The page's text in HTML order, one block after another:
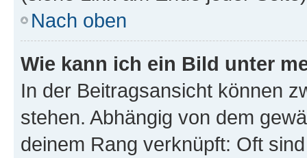
Nach oben
Wie kann ich ein Bild unter
In der Beitragsansicht können
stehen. Abhängig von dem
deinem Rang verknüpft: Oft